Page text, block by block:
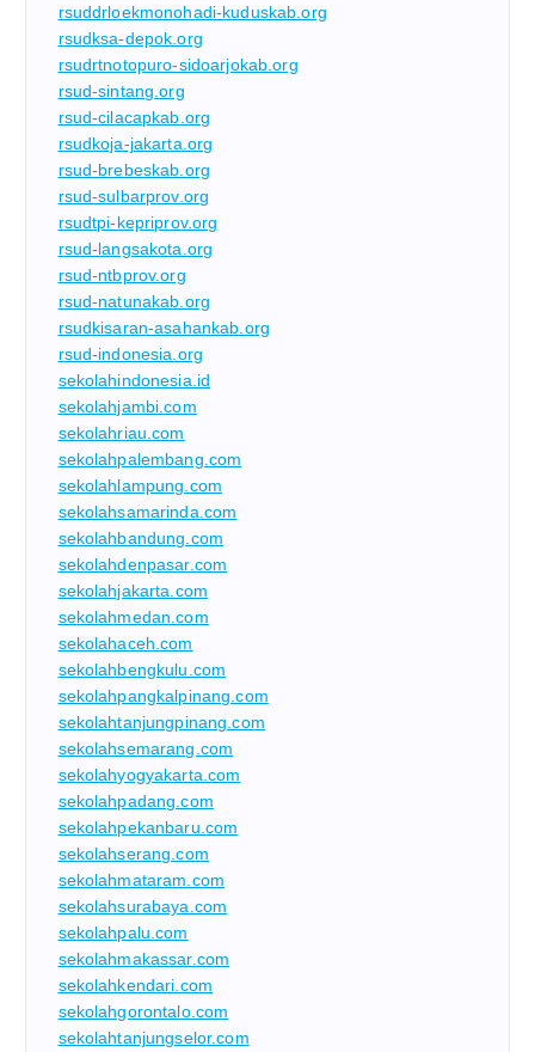
rsuddrloekmonohadi-kuduskab.org
rsudksa-depok.org
rsudrtnotopuro-sidoarjokab.org
rsud-sintang.org
rsud-cilacapkab.org
rsudkoja-jakarta.org
rsud-brebeskab.org
rsud-sulbarprov.org
rsudtpi-kepriprov.org
rsud-langsakota.org
rsud-ntbprov.org
rsud-natunakab.org
rsudkisaran-asahankab.org
rsud-indonesia.org
sekolahindonesia.id
sekolahjambi.com
sekolahriau.com
sekolahpalembang.com
sekolahlampung.com
sekolahsamarinda.com
sekolahbandung.com
sekolahdenpasar.com
sekolahjakarta.com
sekolahmedan.com
sekolahaceh.com
sekolahbengkulu.com
sekolahpangkalpinang.com
sekolahtanjungpinang.com
sekolahsemarang.com
sekolahyogyakarta.com
sekolahpadang.com
sekolahpekanbaru.com
sekolahserang.com
sekolahmataram.com
sekolahsurabaya.com
sekolahpalu.com
sekolahmakassar.com
sekolahkendari.com
sekolahgorontalo.com
sekolahtanjungselor.com